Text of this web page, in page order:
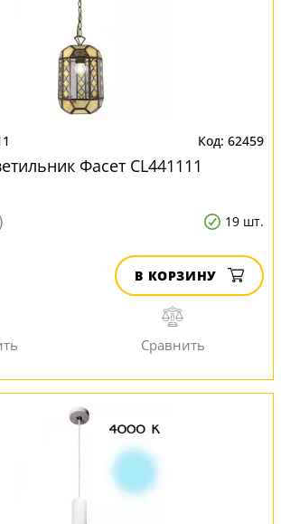
62459
Фасет CL441111
19 шт.
В КОРЗИНУ